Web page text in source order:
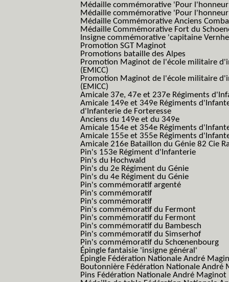
Médaille commémorative 'Pour
Médaille commémorative 'Pour
Médaille Commémorative Anciens
Médaille Commémorative Fort du
Insigne commémorative 'capitaine
Promotion SGT Maginot
Promotions bataille des Alpes
Promotion Maginot de l'école militaire
(EMICC)
Promotion Maginot de l'école militaire
(EMICC)
Amicale 37e, 47e et 237e Régiments
Amicale 149e et 349e Régiments
d'Infanterie de Forteresse
Anciens du 149e et du 349e
Amicale 154e et 354e Régiments
Amicale 155e et 355e Régiments
Amicale 216e Bataillon du Génie 82 Cie
Pin's 153e Régiment d'Infanterie
Pin's du Hochwald
Pin's du 2e Régiment du Génie
Pin's du 4e Régiment du Génie
Pin's commémoratif argenté
Pin's commémoratif
Pin's commémoratif
Pin's commémoratif du Fermont
Pin's commémoratif du Fermont
Pin's commémoratif du Bambesch
Pin's commémoratif du Simserhof
Pin's commémoratif du Schœnenbourg
Épingle fantaisie 'insigne général'
Épingle Fédération Nationale André
Boutonnière Fédération Nationale André
Pins Fédération Nationale André Maginot